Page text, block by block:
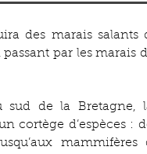
des marais salants
par les marais
sud de la Bretagne,
cortège d’espèces :